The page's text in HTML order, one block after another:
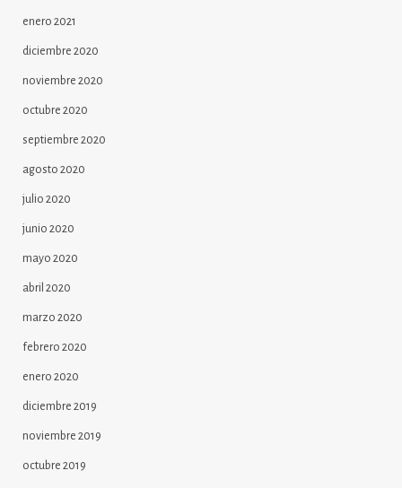
enero 2021
diciembre 2020
noviembre 2020
octubre 2020
septiembre 2020
agosto 2020
julio 2020
junio 2020
mayo 2020
abril 2020
marzo 2020
febrero 2020
enero 2020
diciembre 2019
noviembre 2019
octubre 2019